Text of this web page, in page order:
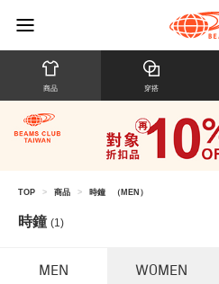
商品 穿搭
TOP > 商品 > 時鐘 （MEN）
時鐘 (1)
MEN WOMEN